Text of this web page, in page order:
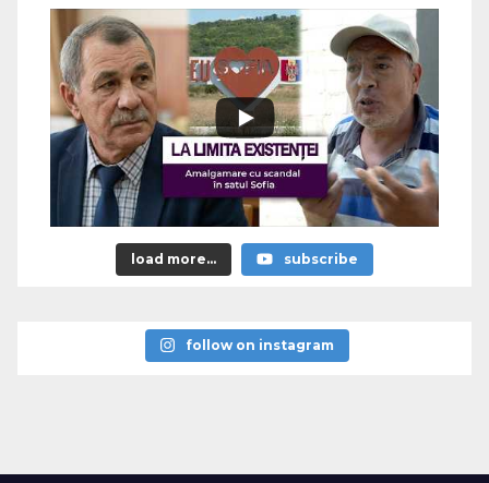
load more... subscribe
follow on instagram